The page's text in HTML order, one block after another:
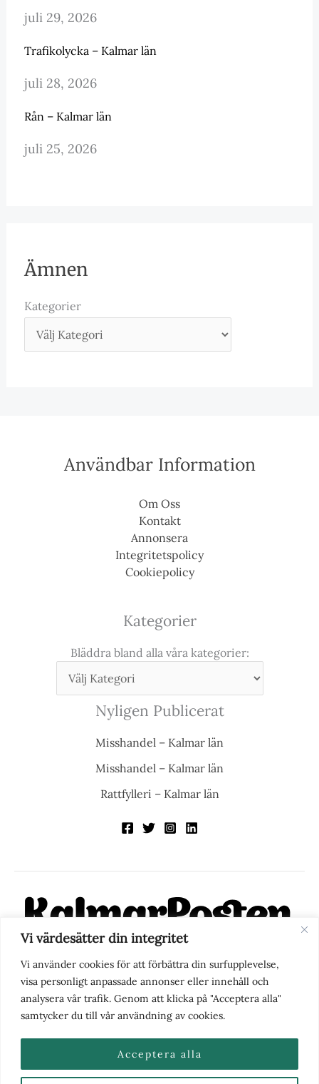
Vi värdesätter din integritet
Vi använder cookies för att förbättra din surfupplevelse,
visa personligt anpassade annonser eller innehåll och
analysera vår trafik. Genom att klicka på "Acceptera alla"
samtycker du till vår användning av cookies.
Acceptera alla
juli 29, 2026
Trafikolycka – Kalmar län
juli 28, 2026
Rån – Kalmar län
juli 25, 2026
Ämnen
Kategorier
Användbar Information
Om Oss
Kontakt
Annonsera
Integritetspolicy
Cookiepolicy
Kategorier
Bläddra bland alla våra kategorier:
Nyligen Publicerat
Misshandel – Kalmar län
Misshandel – Kalmar län
Rattfylleri – Kalmar län
KalmarPosten är en modern lokalnyhetstidning på nätet. Med
fokus på Kalmarregionen, men också med blick för det större
perspektivet, vill vi vara din självklara kanal för nyheter,
berättelser och engagemang. KalmarPosten grundades 1988 och
fick nya ägare 2025.